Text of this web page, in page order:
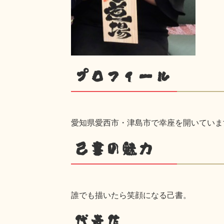
プロフィール
愛知県愛西市・津島市で幸座を開いてい
己書の魅力
誰でも描いたら笑顔になる己書。